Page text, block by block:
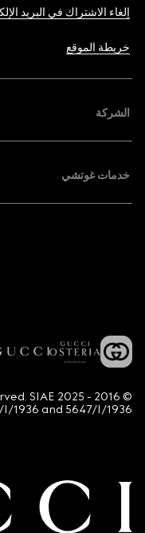
إلغاء الاشتراك في البريد
خريطة الموقع
الشركة
خدمات غوتشي
SIAE
I/1936 and 5647/I/1936